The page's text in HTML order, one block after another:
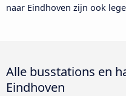
naar Eindhoven zijn ook
Alle busstations en
Eindhoven